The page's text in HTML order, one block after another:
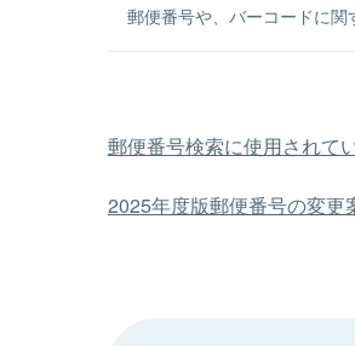
郵便番号や、バーコードに関
郵便番号検索に使用されて
2025年度版郵便番号の変更